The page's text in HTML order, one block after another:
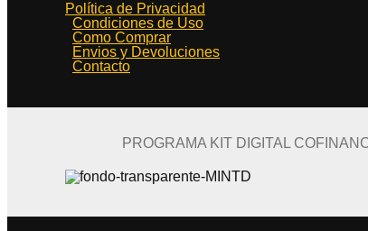
Política de Privacidad
Condiciones de Uso
Como Comprar
Envios y Devoluciones
Contacto
PROGRAMA KIT DIGITAL